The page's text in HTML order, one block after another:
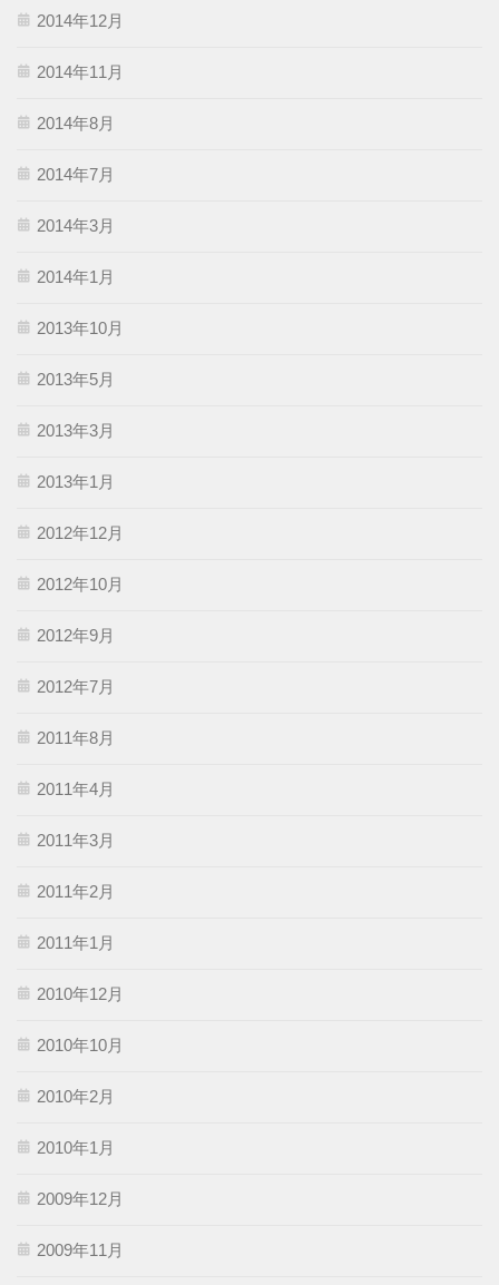
2014年12月
2014年11月
2014年8月
2014年7月
2014年3月
2014年1月
2013年10月
2013年5月
2013年3月
2013年1月
2012年12月
2012年10月
2012年9月
2012年7月
2011年8月
2011年4月
2011年3月
2011年2月
2011年1月
2010年12月
2010年10月
2010年2月
2010年1月
2009年12月
2009年11月